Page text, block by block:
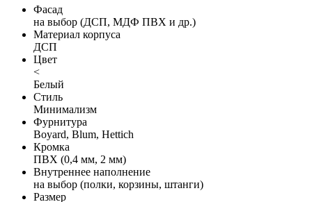
Фасад
на выбор (ДСП, МДФ ПВХ и др.)
Материал корпуса
ДСП
Цвет
<
Белый
Стиль
Минимализм
Фурнитура
Boyard, Blum, Hettich
Кромка
ПВХ (0,4 мм, 2 мм)
Внутреннее наполнение
на выбор (полки, корзины, штанги)
Размер